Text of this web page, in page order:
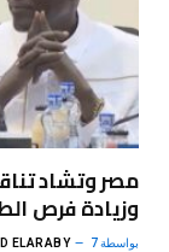
مصر وتشاد
وزيادة فرص
بواسطة ELARABY 7 أغسطس، 2026